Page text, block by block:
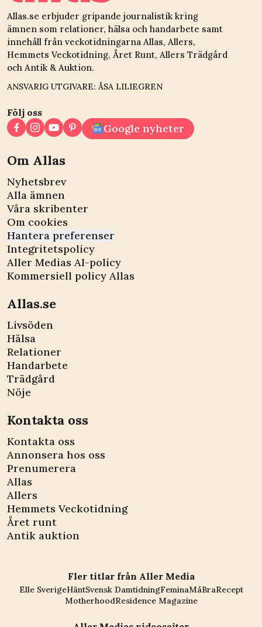
Allas.se erbjuder gripande journalistik kring
ämnen som relationer, hälsa och handarbete samt
innehåll från veckotidningarna Allas, Allers,
Hemmets Veckotidning, Året Runt, Allers Trädgård
och Antik & Auktion.
ANSVARIG UTGIVARE: ÅSA LILIEGREN
Följ oss
Google nyheter
Om Allas
Nyhetsbrev
Alla ämnen
Våra skribenter
Om cookies
Hantera preferenser
Integritetspolicy
Aller Medias AI-policy
Kommersiell policy Allas
Allas.se
Livsöden
Hälsa
Relationer
Handarbete
Trädgård
Nöje
Kontakta oss
Kontakta oss
Annonsera hos oss
Prenumerera
Allas
Allers
Hemmets Veckotidning
Året runt
Antik auktion
Fler titlar från Aller Media
Elle SverigeHäntSvensk DamtidningFeminaMåBraRecept
MotherhoodResidence Magazine